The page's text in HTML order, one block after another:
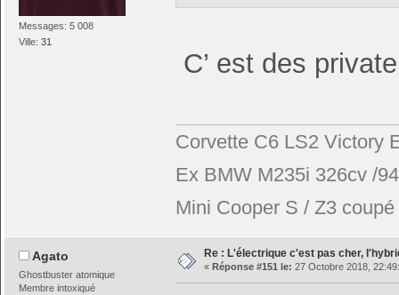
Messages: 5 008
Ville:31
C’ est des
Corvette C6 LS2 Victory
Ex BMW M235i 326cv /
Mini Cooper S / Z3
Agato
Ghostbuster atomique
Membre intoxiqué
Re : L'électrique c'est pas cher,
« Réponse #151 le: 27 Octobre 2018,